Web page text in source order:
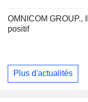
OMNICOM GROUP.,
positif
Plus d'actualités